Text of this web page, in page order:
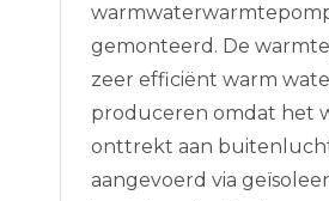
gemonteerd. De
zeer efficiënt warm
produceren omdat het
onttrekt aan
aangevoerd via